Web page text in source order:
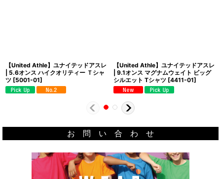
【United Athle】ユナイテッドアスレ
| 5.6オンス ハイクオリティー Ｔシャ
ツ [5001-01]
【United Athle】ユナイテッドアスレ
| 9.1オンス マグナムウェイト ビッグ
シルエット Tシャツ [4411-01]
お 問 い 合 わ せ